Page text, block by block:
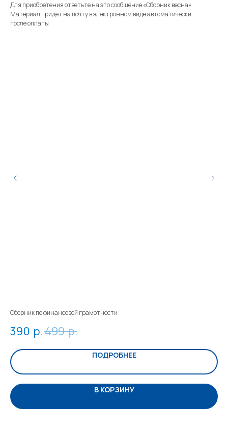
Для приобретения ответьте на это сообщение «Сборник весна»
Материал придёт на почту в электронном виде автоматически
после оплаты
Сборник по финансовой грамотности
390 р.499 р.
ПОДРОБНЕЕ
В КОРЗИНУ